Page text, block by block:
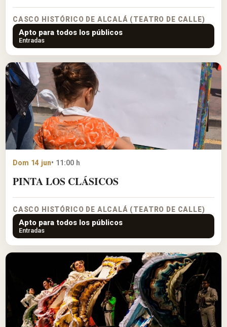
CASCO HISTÓRICO DE ALCALÁ (TEATRO DE CALLE)
Apto para todos los públicos
Entradas
Dom 14 jun• 11:00 h
PINTA LOS CLÁSICOS
CASCO HISTÓRICO DE ALCALÁ (TEATRO DE CALLE)
Apto para todos los públicos
Entradas